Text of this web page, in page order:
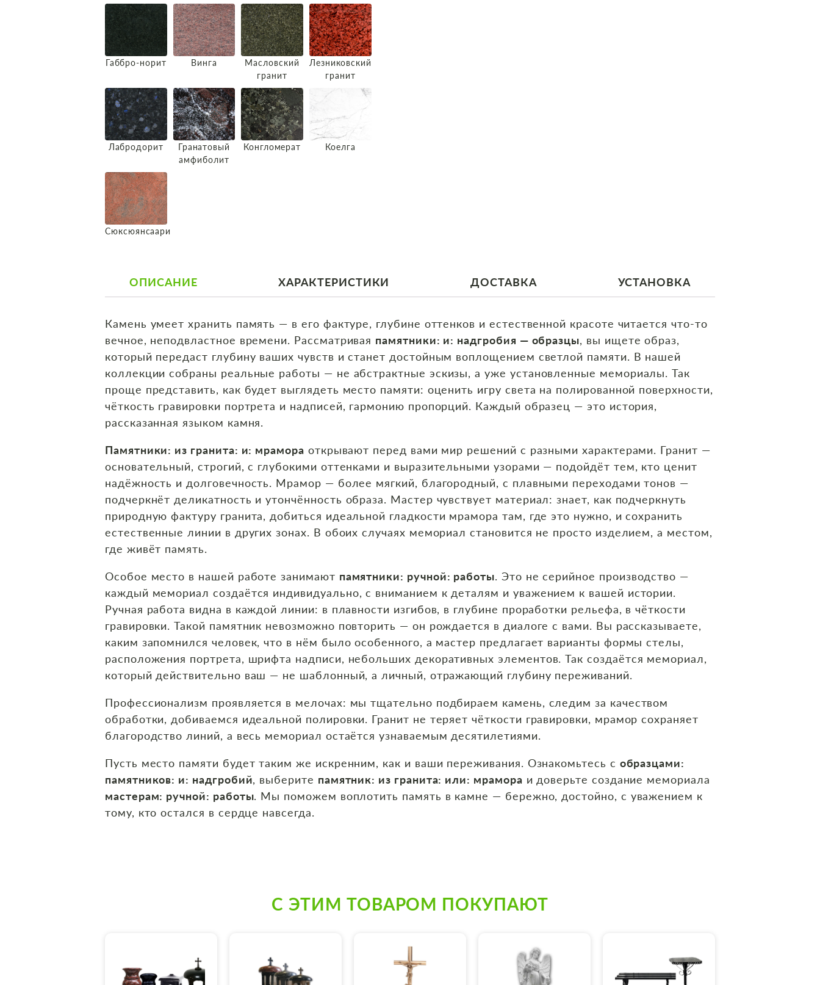
Габбро-норит Винга
Масловский
гранит
Лезниковский
гранит
Лабродорит
Гранатовый
амфиболит
Конгломерат Коелга
Сюксюянсаари
ОПИСАНИЕ ХАРАКТЕРИСТИКИ ДОСТАВКА УСТАНОВКА
Камень умеет хранить память — в его фактуре, глубине оттенков и естественной красоте читается что‑то
вечное, неподвластное времени. Рассматривая памятники: и: надгробия — образцы, вы ищете образ,
который передаст глубину ваших чувств и станет достойным воплощением светлой памяти. В нашей
коллекции собраны реальные работы — не абстрактные эскизы, а уже установленные мемориалы. Так
проще представить, как будет выглядеть место памяти: оценить игру света на полированной поверхности,
чёткость гравировки портрета и надписей, гармонию пропорций. Каждый образец — это история,
рассказанная языком камня.
Памятники: из гранита: и: мрамора открывают перед вами мир решений с разными характерами. Гранит —
основательный, строгий, с глубокими оттенками и выразительными узорами — подойдёт тем, кто ценит
надёжность и долговечность. Мрамор — более мягкий, благородный, с плавными переходами тонов —
подчеркнёт деликатность и утончённость образа. Мастер чувствует материал: знает, как подчеркнуть
природную фактуру гранита, добиться идеальной гладкости мрамора там, где это нужно, и сохранить
естественные линии в других зонах. В обоих случаях мемориал становится не просто изделием, а местом,
где живёт память.
Особое место в нашей работе занимают памятники: ручной: работы. Это не серийное производство —
каждый мемориал создаётся индивидуально, с вниманием к деталям и уважением к вашей истории.
Ручная работа видна в каждой линии: в плавности изгибов, в глубине проработки рельефа, в чёткости
гравировки. Такой памятник невозможно повторить — он рождается в диалоге с вами. Вы рассказываете,
каким запомнился человек, что в нём было особенного, а мастер предлагает варианты формы стелы,
расположения портрета, шрифта надписи, небольших декоративных элементов. Так создаётся мемориал,
который действительно ваш — не шаблонный, а личный, отражающий глубину переживаний.
Профессионализм проявляется в мелочах: мы тщательно подбираем камень, следим за качеством
обработки, добиваемся идеальной полировки. Гранит не теряет чёткости гравировки, мрамор сохраняет
благородство линий, а весь мемориал остаётся узнаваемым десятилетиями.
Пусть место памяти будет таким же искренним, как и ваши переживания. Ознакомьтесь с образцами:
памятников: и: надгробий, выберите памятник: из гранита: или: мрамора и доверьте создание мемориала
мастерам: ручной: работы. Мы поможем воплотить память в камне — бережно, достойно, с уважением к
тому, кто остался в сердце навсегда.
С ЭТИМ ТОВАРОМ ПОКУПАЮТ